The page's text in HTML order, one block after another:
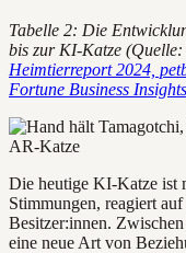
Tabelle 2: Die
bis zur KI-Katze
Heimtierreport 2024,
Fortune Business Insights
Die heutige KI-Katze ist
Stimmungen, reagiert
Besitzer:innen.
eine neue Art von